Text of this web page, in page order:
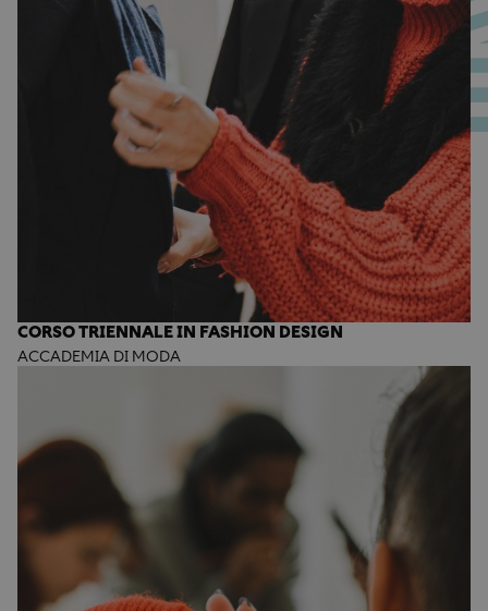
CORSO TRIENNALE IN FASHION DESIGN
ACCADEMIA DI MODA